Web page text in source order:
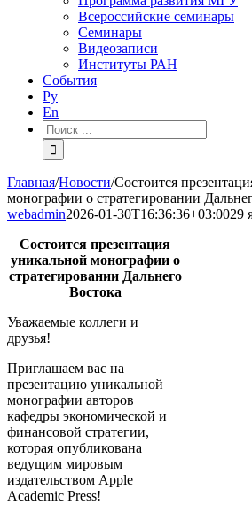
Всероссийские семинары
Семинары
Видеозаписи
Институты РАН
События
Ру
En
Результат
поиска:
Главная/Новости/Состоится
монографии о стратегировании
webadmin2026-01-30T16:36:36+03:0029
Состоится презентация
уникальной монографии о
стратегировании Дальнего
Востока
Уважаемые коллеги и
друзья!
Приглашаем вас на
презентацию уникальной
монографии авторов
кафедры экономической и
финансовой стратегии,
которая опубликована
ведущим мировым
издательством Apple
Academic Press!